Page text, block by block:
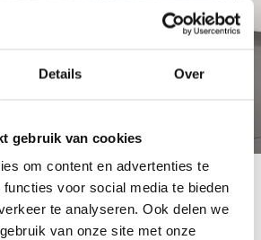
Details Over
gebruik van cookies
om content en advertenties te
voor social media te bieden
te analyseren. Ook delen we
van onze site met onze
kWh